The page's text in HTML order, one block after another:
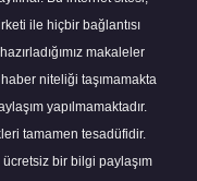
ile hiçbir bağlantısı
makaleler
niteliği taşımamakta
yapılmamaktadır.
tamamen tesadüfidir.
bir bilgi paylaşım